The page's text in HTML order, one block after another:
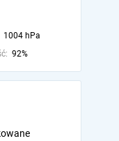
1004 hPa
92%